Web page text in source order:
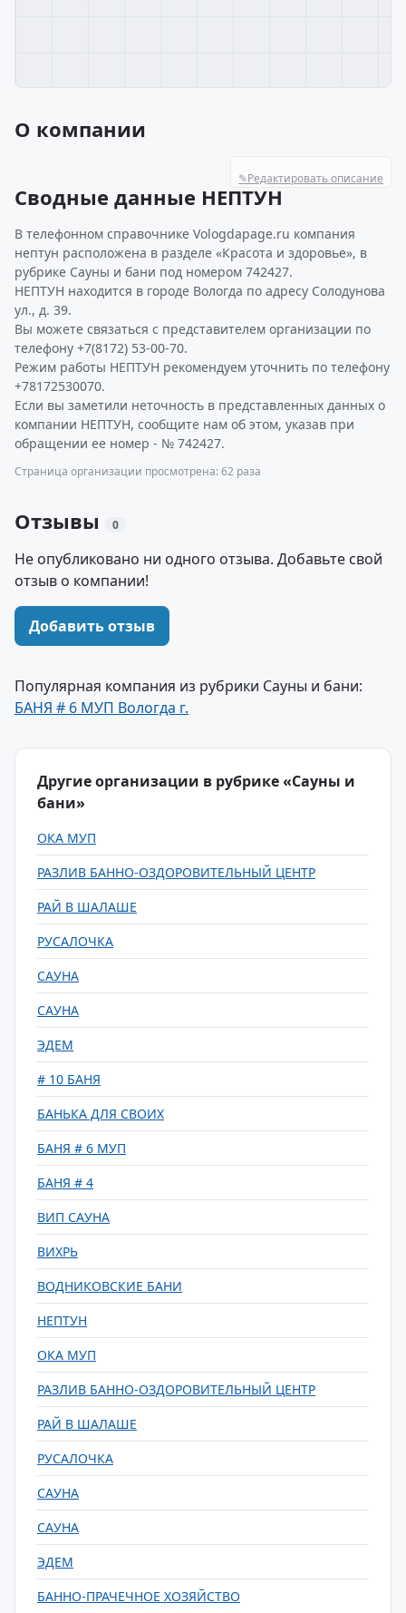
О компании
✎Редактировать описание
Сводные данные НЕПТУН
В телефонном справочнике Vologdapage.ru компания
нептун расположена в разделе «Красота и здоровье», в
рубрике Сауны и бани под номером 742427.
НЕПТУН находится в городе Вологда по адресу Солодунова
ул., д. 39.
Вы можете связаться с представителем организации по
телефону +7(8172) 53-00-70.
Режим работы НЕПТУН рекомендуем уточнить по телефону
+78172530070.
Если вы заметили неточность в представленных данных о
компании НЕПТУН, сообщите нам об этом, указав при
обращении ее номер - № 742427.
Страница организации просмотрена: 62 раза
Отзывы 0
Не опубликовано ни одного отзыва. Добавьте свой
отзыв о компании!
Добавить отзыв
Популярная компания из рубрики Сауны и бани:
БАНЯ # 6 МУП Вологда г.
Другие организации в рубрике «Сауны и
бани»
ОКА МУП
РАЗЛИВ БАННО-ОЗДОРОВИТЕЛЬНЫЙ ЦЕНТР
РАЙ В ШАЛАШЕ
РУСАЛОЧКА
САУНА
САУНА
ЭДЕМ
# 10 БАНЯ
БАНЬКА ДЛЯ СВОИХ
БАНЯ # 6 МУП
БАНЯ # 4
ВИП САУНА
ВИХРЬ
ВОДНИКОВСКИЕ БАНИ
НЕПТУН
ОКА МУП
РАЗЛИВ БАННО-ОЗДОРОВИТЕЛЬНЫЙ ЦЕНТР
РАЙ В ШАЛАШЕ
РУСАЛОЧКА
САУНА
САУНА
ЭДЕМ
БАННО-ПРАЧЕЧНОЕ ХОЗЯЙСТВО